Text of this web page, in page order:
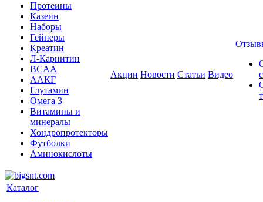
Протеины
Казеин
Наборы
Гейнеры
Креатин
Л-Карнитин
BCAA
ААКГ
Глутамин
Омега 3
Витамины и
минералы
Хондропротекторы
Футболки
Аминокислоты
Акции Новости Статьи Видео
Каталог